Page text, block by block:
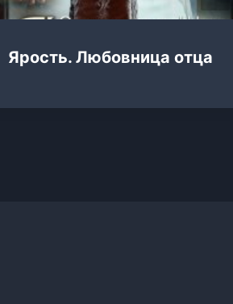
Ярость. Любовница отца